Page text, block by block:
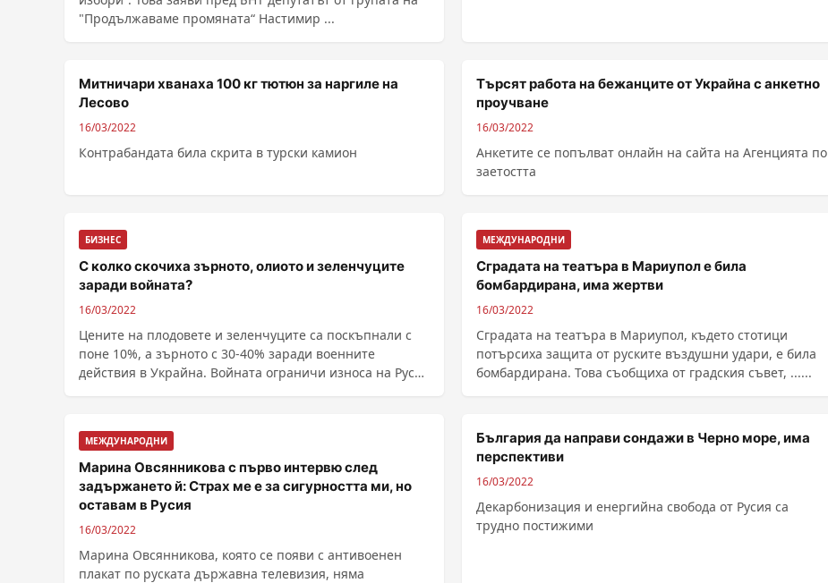
"Продължаваме промяната“ Настимир ...
Митничари хванаха 100 кг тютюн за наргиле на
Лесово
16/03/2022
Контрабандата била скрита в турски камион
Търсят работа на бежанците от Украйна с анкетно
проучване
16/03/2022
Анкетите се попълват онлайн на сайта на Агенцията по
заетостта
БИЗНЕС
С колко скочиха зърното, олиото и зеленчуците
заради войната?
16/03/2022
Цените на плодовете и зеленчуците са поскъпнали с
поне 10%, а зърното с 30-40% заради военните
действия в Украйна. Войната ограничи износа на Русия
МЕЖДУНАРОДНИ
Сградата на театъра в Мариупол е била
бомбардирана, има жертви
16/03/2022
Сградата на театъра в Мариупол, където стотици
потърсиха защита от руските въздушни удари, е била
бомбардирана. Това съобщиха от градския съвет, ......
МЕЖДУНАРОДНИ
Марина Овсянникова с първо интервю след
задържането й: Страх ме е за сигурността ми, но
оставам в Русия
16/03/2022
Марина Овсянникова, която се появи с антивоенен
плакат по руската държавна телевизия, няма
България да направи сондажи в Черно море, има
перспективи
16/03/2022
Декарбонизация и енергийна свобода от Русия са
трудно постижими